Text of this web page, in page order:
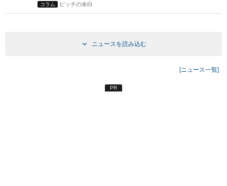
コラム ピッチの余白
ニュースを読み込む
[ニュース一覧]
PR